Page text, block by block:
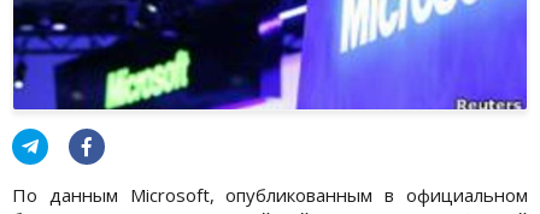
По данным Microsoft, опубликованным в официальном